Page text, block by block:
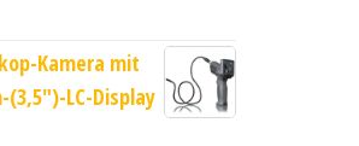
Kamera mit
(3,5")-LC-Display